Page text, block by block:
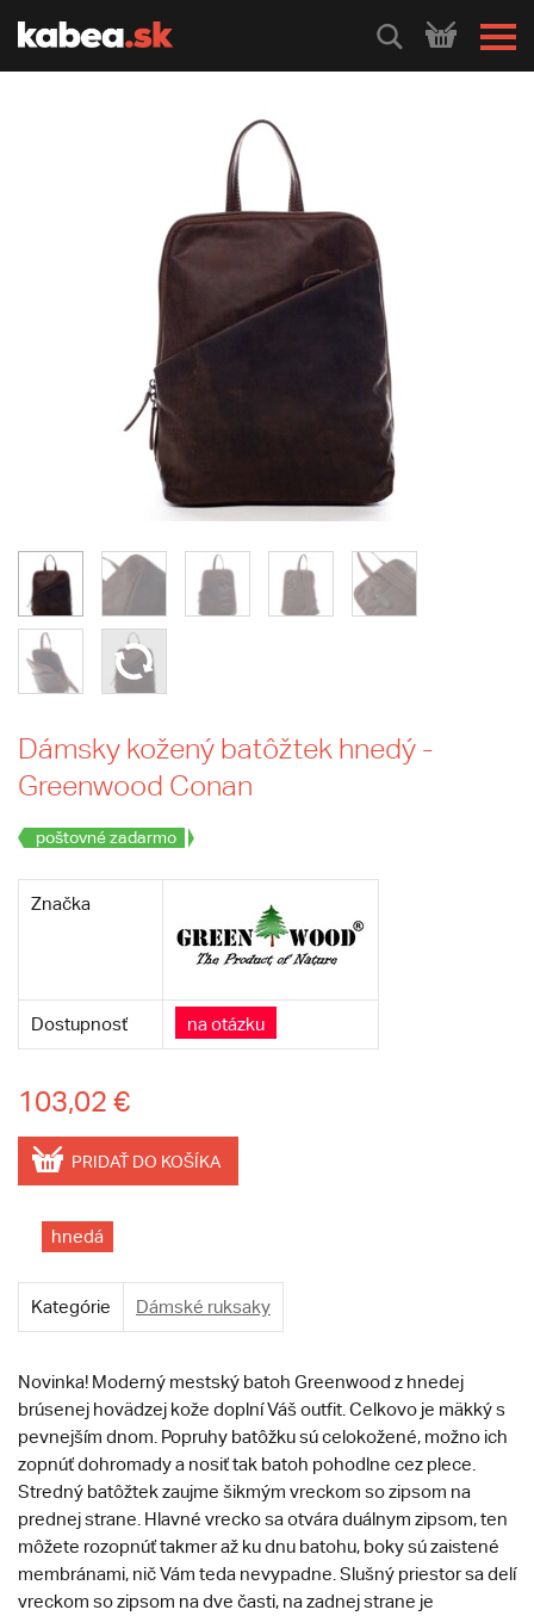
HLEDEJ
Dámsky kožený batôžtek hnedý -
Greenwood Conan
poštovné zadarmo
Značka
Dostupnosť na otázku
103,02 €
PRIDAŤ DO KOŠÍKA
hnedá
Kategórie Dámské ruksaky
Novinka! Moderný mestský batoh Greenwood z hnedej
brúsenej hovädzej kože doplní Váš outfit. Celkovo je mäkký s
pevnejším dnom. Popruhy batôžku sú celokožené, možno ich
zopnúť dohromady a nosiť tak batoh pohodlne cez plece.
Stredný batôžtek zaujme šikmým vreckom so zipsom na
prednej strane. Hlavné vrecko sa otvára duálnym zipsom, ten
môžete rozopnúť takmer až ku dnu batohu, boky sú zaistené
membránami, nič Vám teda nevypadne. Slušný priestor sa delí
vreckom so zipsom na dve časti, na zadnej strane je